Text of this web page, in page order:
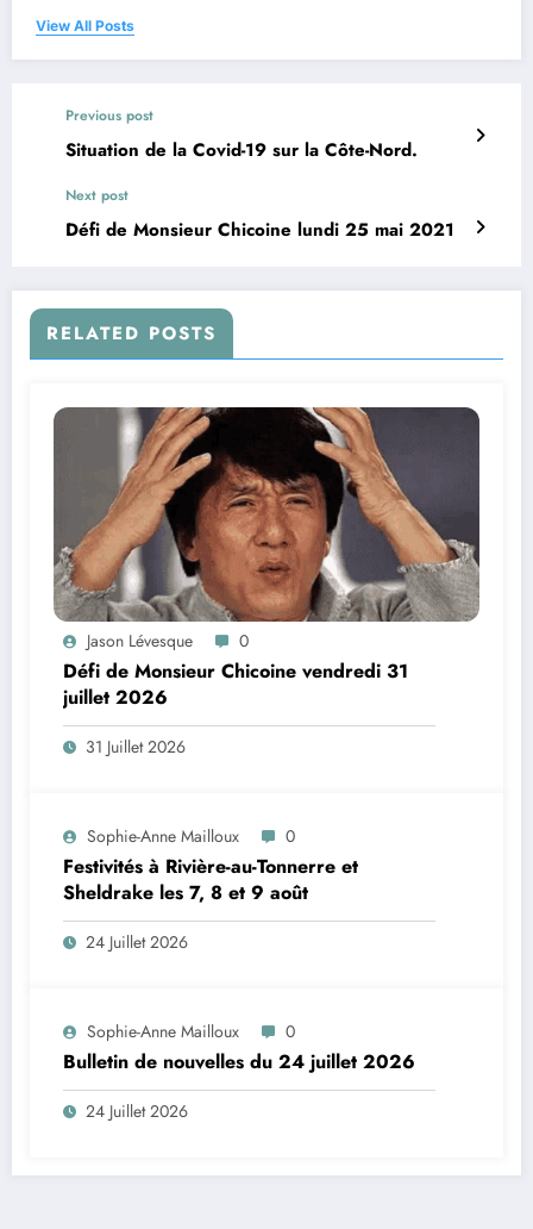
View All Posts
Previous post
Situation de la Covid-19 sur la Côte-Nord.
Next post
Défi de Monsieur Chicoine lundi 25 mai 2021
RELATED POSTS
Jason Lévesque 0
Défi de Monsieur Chicoine vendredi 31
juillet 2026
31 Juillet 2026
Sophie-Anne Mailloux 0
Festivités à Rivière-au-Tonnerre et
Sheldrake les 7, 8 et 9 août
24 Juillet 2026
Sophie-Anne Mailloux 0
Bulletin de nouvelles du 24 juillet 2026
24 Juillet 2026